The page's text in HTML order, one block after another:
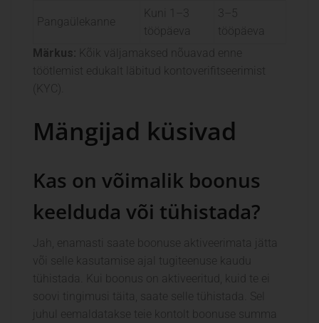
Pangaülekanne
Kuni 1–3
tööpäeva
3–5
tööpäeva
Märkus: Kõik väljamaksed nõuavad enne
töötlemist edukalt läbitud kontoverifitseerimist
(KYC).
Mängijad küsivad
Kas on võimalik boonus
keelduda või tühistada?
Jah, enamasti saate boonuse aktiveerimata jätta
või selle kasutamise ajal tugiteenuse kaudu
tühistada. Kui boonus on aktiveeritud, kuid te ei
soovi tingimusi täita, saate selle tühistada. Sel
juhul eemaldatakse teie kontolt boonuse summa